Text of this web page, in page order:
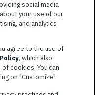
social media
your use of our
and analytics
agree to the use of
, which also
cookies. You can
on "Customize".